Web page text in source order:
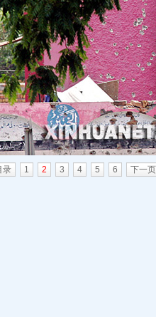
录 1 2 3 4 5 6 下一页